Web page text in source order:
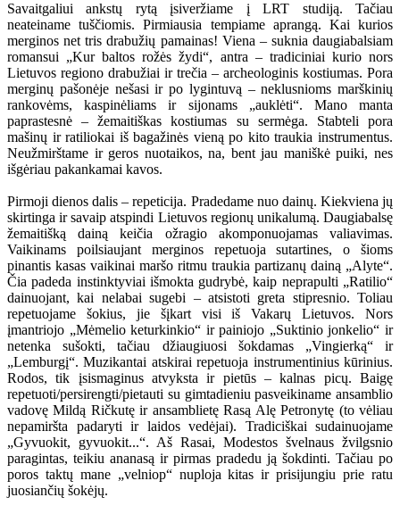
Savaitgaliui ankstų rytą įsiveržiame į LRT studiją. Tačiau
neateiname tuščiomis. Pirmiausia tempiame aprangą. Kai kurios
merginos net tris drabužių pamainas! Viena – suknia daugiabalsiam
romansui „Kur baltos rožės žydi“, antra – tradiciniai kurio nors
Lietuvos regiono drabužiai ir trečia – archeologinis kostiumas. Pora
merginų pašonėje nešasi ir po lygintuvą – neklusnioms marškinių
rankovėms, kaspinėliams ir sijonams „auklėti“. Mano manta
paprastesnė – žemaitiškas kostiumas su sermėga. Stabteli pora
mašinų ir ratiliokai iš bagažinės vieną po kito traukia instrumentus.
Neužmirštame ir geros nuotaikos, na, bent jau maniškė puiki, nes
išgėriau pakankamai kavos.
Pirmoji dienos dalis – repeticija. Pradedame nuo dainų. Kiekviena jų
skirtinga ir savaip atspindi Lietuvos regionų unikalumą. Daugiabalsę
žemaitišką dainą keičia ožragio akomponuojamas valiavimas.
Vaikinams poilsiaujant merginos repetuoja sutartines, o šioms
pinantis kasas vaikinai maršo ritmu traukia partizanų dainą „Alyte“.
Čia padeda instinktyviai išmokta gudrybė, kaip neprapulti „Ratilio“
dainuojant, kai nelabai sugebi – atsistoti greta stipresnio. Toliau
repetuojame šokius, jie šįkart visi iš Vakarų Lietuvos. Nors
įmantriojo „Mėmelio keturkinkio“ ir painiojo „Suktinio jonkelio“ ir
netenka sušokti, tačiau džiaugiuosi šokdamas „Vingierką“ ir
„Lemburgį“. Muzikantai atskirai repetuoja instrumentinius kūrinius.
Rodos, tik įsismaginus atvyksta ir pietūs – kalnas picų. Baigę
repetuoti/persirengti/pietauti su gimtadieniu pasveikiname ansamblio
vadovę Mildą Ričkutę ir ansamblietę Rasą Alę Petronytę (to vėliau
nepamiršta padaryti ir laidos vedėjai). Tradiciškai sudainuojame
„Gyvuokit, gyvuokit...“. Aš Rasai, Modestos švelnaus žvilgsnio
paragintas, teikiu ananasą ir pirmas pradedu ją šokdinti. Tačiau po
poros taktų mane „velniop“ nuploja kitas ir prisijungiu prie ratu
juosiančių šokėjų.